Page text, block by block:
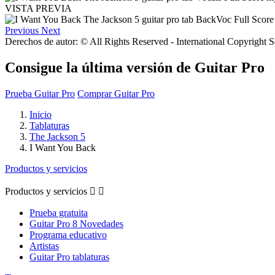
VISTA PREVIA
Previous Next
Derechos de autor: © All Rights Reserved - International Copyright
Consigue la última versión de Guitar Pro
Prueba Guitar Pro Comprar Guitar Pro
Inicio
Tablaturas
The Jackson 5
I Want You Back
Productos y servicios
Productos y servicios  
Prueba gratuita
Guitar Pro 8 Novedades
Programa educativo
Artistas
Guitar Pro tablaturas